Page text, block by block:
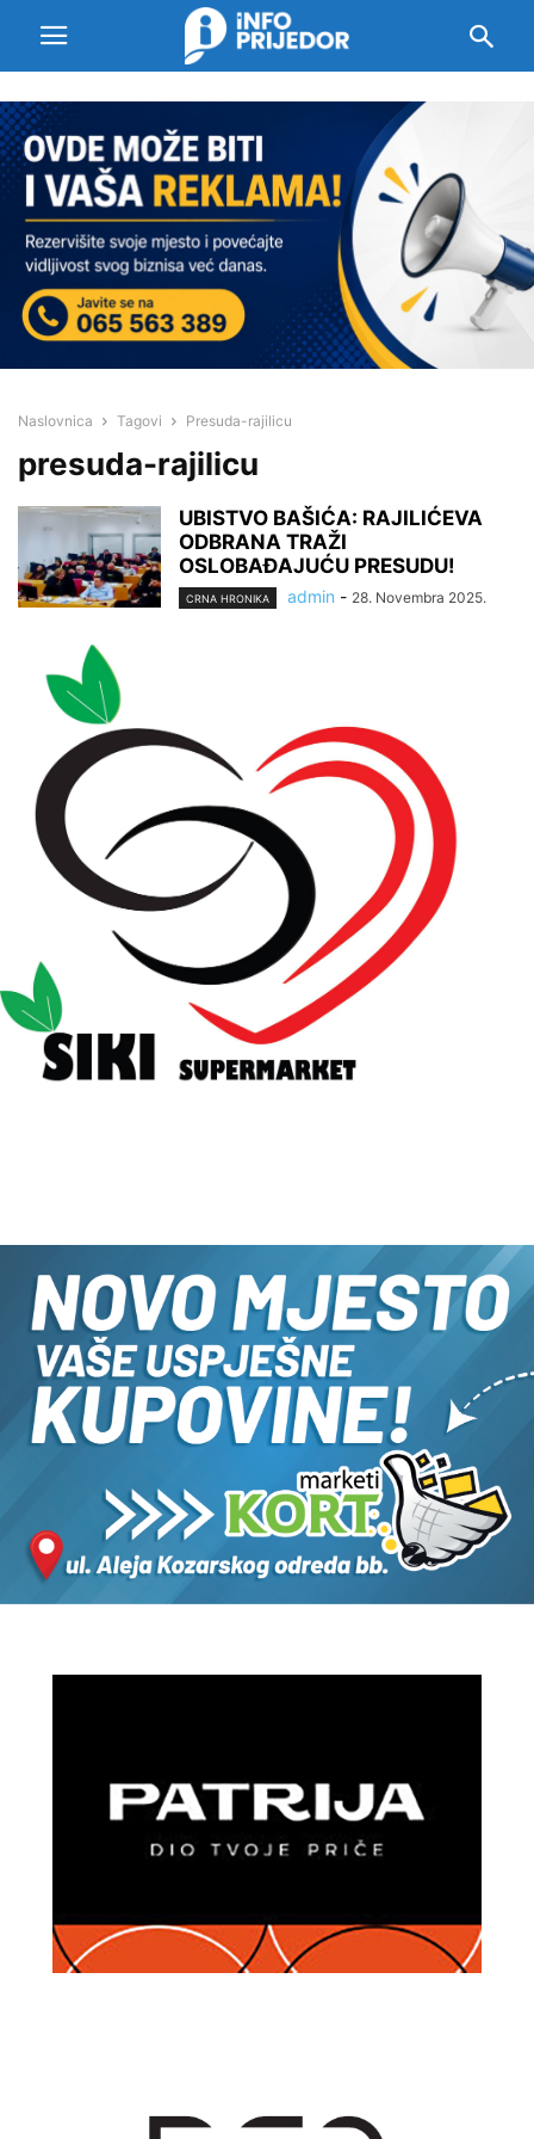
Naslovnica Tagovi Presuda-rajilicu
presuda-rajilicu
UBISTVO BAŠIĆA: RAJILIĆEVA
ODBRANA TRAŽI
OSLOBAĐAJUĆU PRESUDU!
CRNA HRONIKA admin - 28. Novembra 2025.